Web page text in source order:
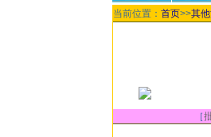
当前位置： 首页>>其
［